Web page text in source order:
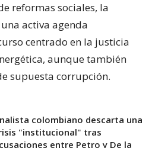
reformas sociales, la
activa agenda
centrado en la justicia
aunque también
supuesta corrupción.
colombiano descarta una
"institucional" tras
entre Petro y De la